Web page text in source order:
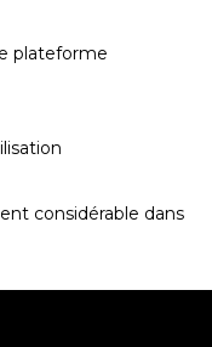
plateforme
considérable dans